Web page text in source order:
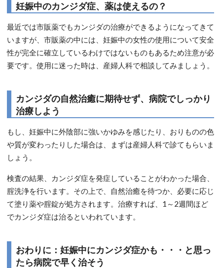
妊娠中のカンジダ症、薬は使えるの？
最近では市販薬でもカンジダの治療ができるようになってきて
いますが、市販薬の中には、妊娠中の女性の使用について安全
性が完全に確立しているわけではないものもあるため注意が必
要です。使用に迷った時は、産婦人科で相談してみましょう。
カンジダの自然治癒に期待せず、病院でしっかり
治療しよう
もし、妊娠中に外陰部に強いかゆみを感じたり、おりものの色
や質が変わったりした場合は、まずは産婦人科で診てもらいま
しょう。
検査の結果、カンジダ症を発症していることがわかった場合、
腟洗浄を行います。その上で、自然治癒を待つか、必要に応じ
て塗り薬や腟錠が処方されます。治療すれば、1～2週間ほど
でカンジダ症は治るといわれています。
おわりに：妊娠中にカンジダ症かも・・・と思っ
たら病院で早く治そう